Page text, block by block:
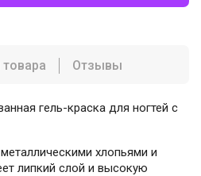
Отзывы
гель-краска для ногтей с
хлопьями и
липкий слой и высокую